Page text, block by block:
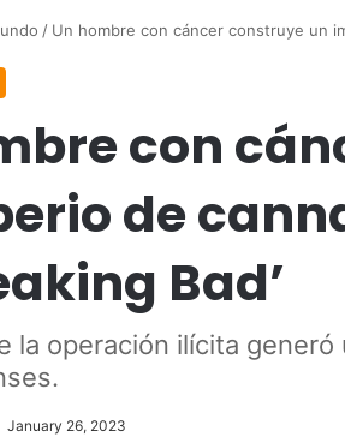
/ Un hombre con cáncer construye un
con
de
Bad’
la operación ilícita
January 26, 2023